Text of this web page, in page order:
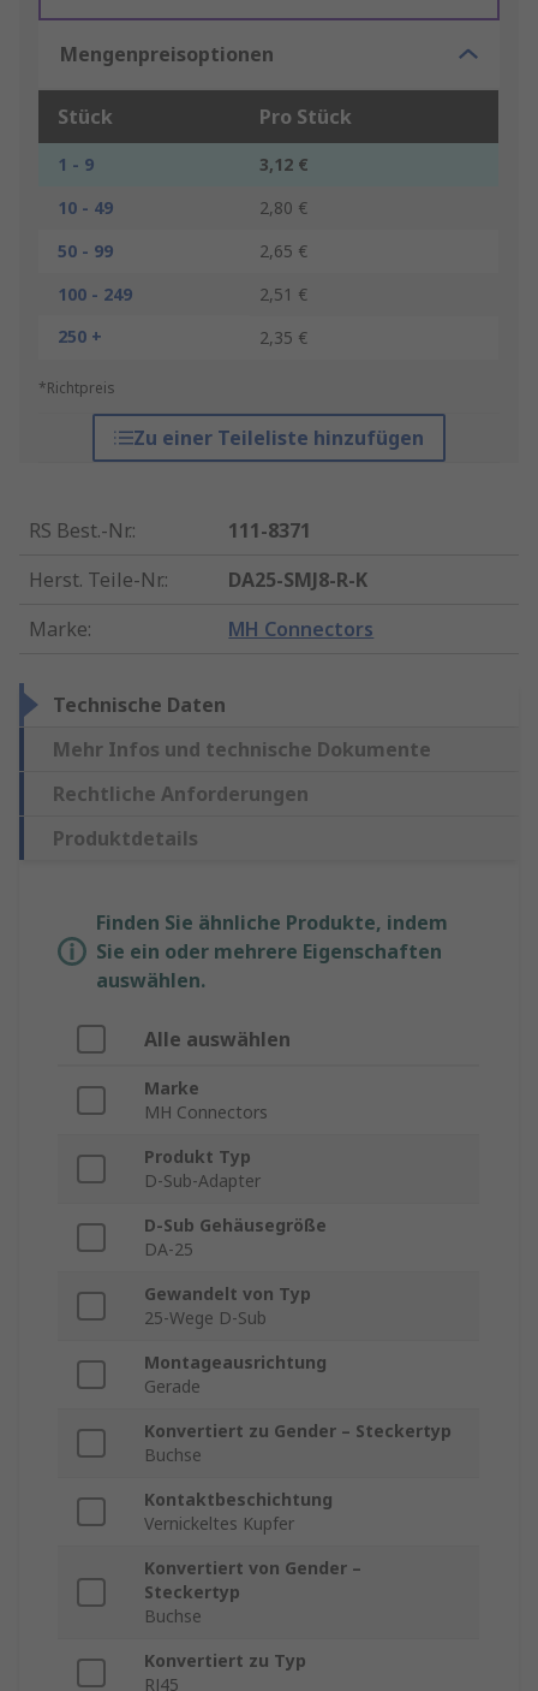
Mengenpreisoptionen
Stück Pro Stück
1 - 9
3,12 €
10 - 49
2,80 €
50 - 99
2,65 €
100 - 249
2,51 €
250 +
2,35 €
*Richtpreis
Zu einer Teileliste hinzufügen
RS Best.-Nr.:
111-8371
Herst. Teile-Nr.:
DA25-SMJ8-R-K
Marke: MH Connectors
Technische Daten
Mehr Infos und technische Dokumente
Rechtliche Anforderungen
Produktdetails
Finden Sie ähnliche Produkte, indem
Sie ein oder mehrere Eigenschaften
auswählen.
Alle auswählen
Marke
MH Connectors
Produkt Typ
D-Sub-Adapter
D-Sub Gehäusegröße
DA-25
Gewandelt von Typ
25-Wege D-Sub
Montageausrichtung
Gerade
Konvertiert zu Gender – Steckertyp
Buchse
Kontaktbeschichtung
Vernickeltes Kupfer
Konvertiert von Gender –
Steckertyp
Buchse
Konvertiert zu Typ
RJ45